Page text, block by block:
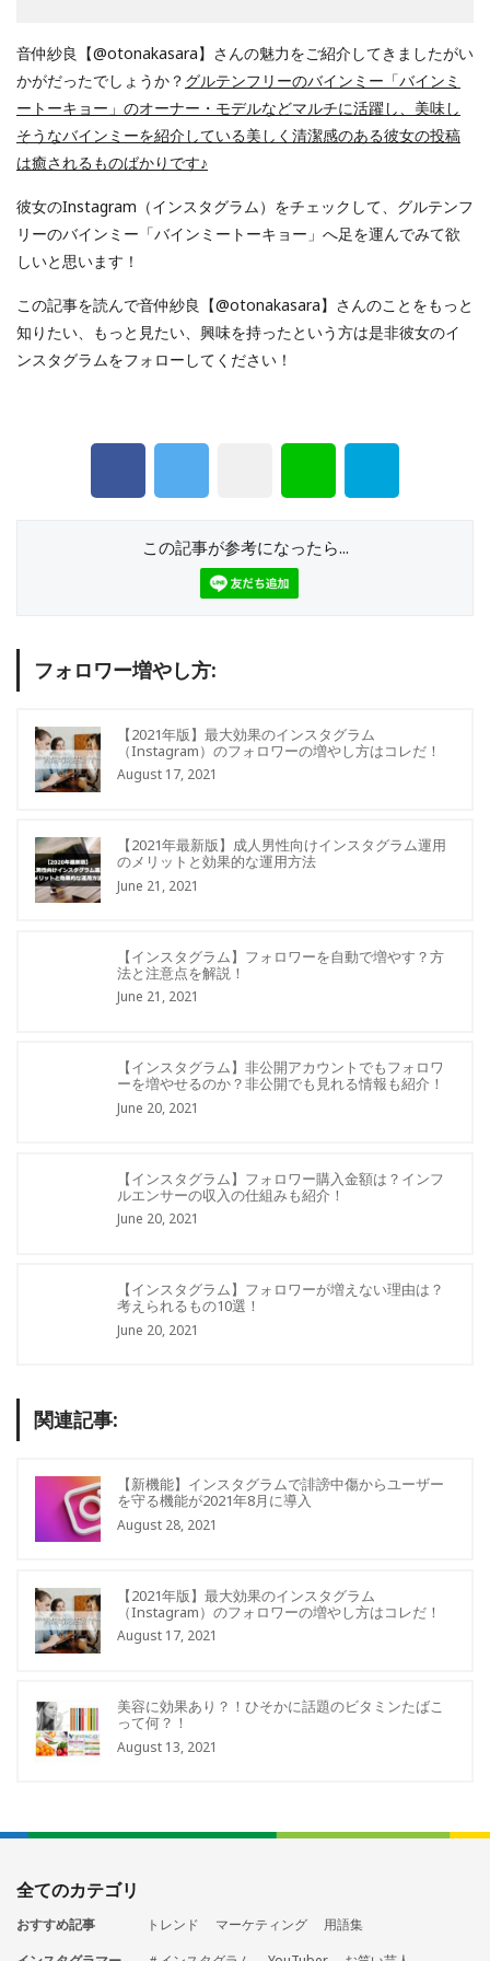
音仲紗良【@otonakasara】さんの魅力をご紹介してきましたがい
かがだったでしょうか？ グルテンフリーのバインミー「バインミ
ートーキョー」のオーナー・モデルなどマルチに活躍し、美味し
そうなバインミーを紹介している美しく清潔感のある彼女の投稿
は癒されるものばかりです♪
彼女のInstagram（インスタグラム）をチェックして、グルテンフ
リーのバインミー「バインミートーキョー」へ足を運んでみて欲
しいと思います！
この記事を読んで音仲紗良【@otonakasara】さんのことをもっと
知りたい、もっと見たい、興味を持ったという方は是非彼女のイ
ンスタグラムをフォローしてください！
この記事が参考になったら...
フォロワー増やし方:
【2021年版】最大効果のインスタグラム
（Instagram）のフォロワーの増やし方はコレだ！
August 17, 2021
【2021年最新版】成人男性向けインスタグラム運用
のメリットと効果的な運用方法
June 21, 2021
【インスタグラム】フォロワーを自動で増やす？方
法と注意点を解説！
June 21, 2021
【インスタグラム】非公開アカウントでもフォロワ
ーを増やせるのか？非公開でも見れる情報も紹介！
June 20, 2021
【インスタグラム】フォロワー購入金額は？インフ
ルエンサーの収入の仕組みも紹介！
June 20, 2021
【インスタグラム】フォロワーが増えない理由は？
考えられるもの10選！
June 20, 2021
関連記事:
【新機能】インスタグラムで誹謗中傷からユーザー
を守る機能が2021年8月に導入
August 28, 2021
【2021年版】最大効果のインスタグラム
（Instagram）のフォロワーの増やし方はコレだ！
August 17, 2021
美容に効果あり？！ひそかに話題のビタミンたばこ
って何？！
August 13, 2021
全てのカテゴリ
おすすめ記事 トレンド マーケティング
用語集